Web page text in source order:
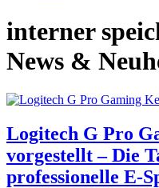
interner
News &
Logitech G Pro
vorgestellt – Die
professionelle E-